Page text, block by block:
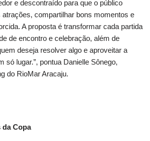
e descontraído para que o público
atrações, compartilhar bons momentos e
A proposta é transformar cada partida
de encontro e celebração, além de
deseja resolver algo e aproveitar a
só lugar.”, pontua Danielle Sônego,
do RioMar Aracaju.
Copa